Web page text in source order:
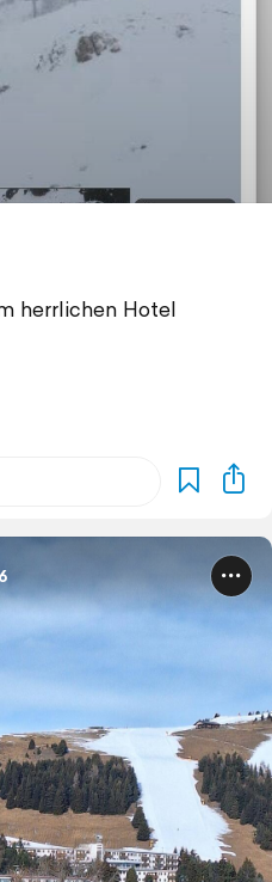
herrlichen Hotel